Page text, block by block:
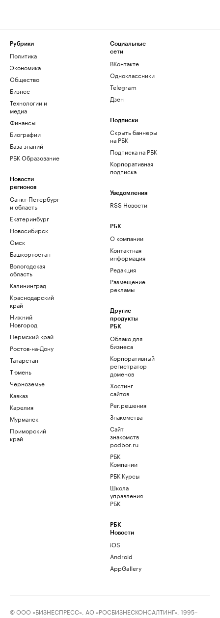
Рубрики
Политика
Экономика
Общество
Бизнес
Технологии и
медиа
Финансы
Биографии
База знаний
РБК Образование
Новости
регионов
Санкт-Петербург
и область
Екатеринбург
Новосибирск
Омск
Башкортостан
Вологодская
область
Калининград
Краснодарский
край
Нижний
Новгород
Пермский край
Ростов-на-Дону
Татарстан
Тюмень
Черноземье
Кавказ
Карелия
Мурманск
Приморский
край
Социальные
сети
ВКонтакте
Одноклассники
Telegram
Дзен
Подписки
Скрыть баннеры
на РБК
Подписка на РБК
Корпоративная
подписка
Уведомления
RSS Новости
РБК
О компании
Контактная
информация
Редакция
Размещение
рекламы
Другие
продукты
РБК
Облако для
бизнеса
Корпоративный
регистратор
доменов
Хостинг
сайтов
Рег.решения
Знакомства
Сайт
знакомств
podbor.ru
РБК
Компании
РБК Курсы
Школа
управления
РБК
РБК
Новости
iOS
Android
AppGallery
© ООО «БИЗНЕСПРЕСС», АО «РОСБИЗНЕСКОНСАЛТИНГ», 1995–